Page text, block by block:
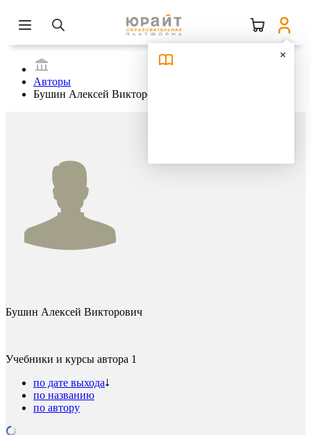
Авторы
Бушин Алексей Викторович
Бушин Алексей Викторович
Учебники и курсы автора 1
по дате выхода
по названию
по автору